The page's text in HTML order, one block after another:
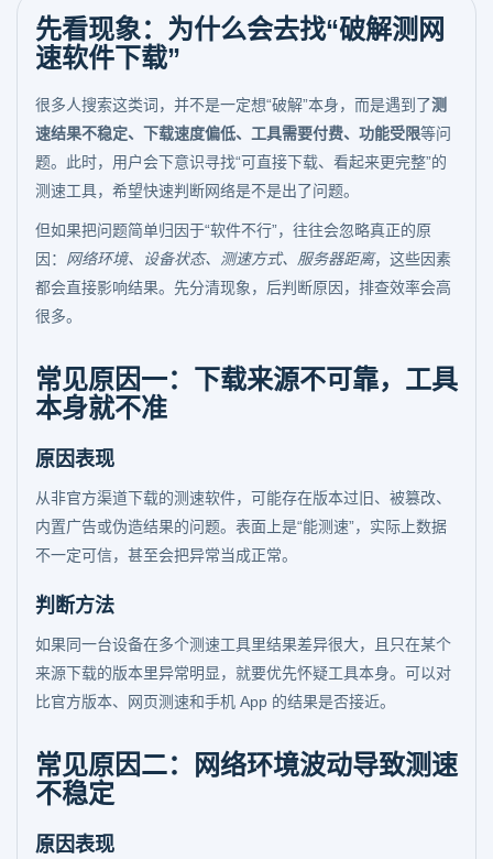
先看现象：为什么会去找“破解测网
速软件下载”
很多人搜索这类词，并不是一定想“破解”本身，而是遇到了测
速结果不稳定、下载速度偏低、工具需要付费、功能受限等问
题。此时，用户会下意识寻找“可直接下载、看起来更完整”的
测速工具，希望快速判断网络是不是出了问题。
但如果把问题简单归因于“软件不行”，往往会忽略真正的原
因： 网络环境、设备状态、测速方式、服务器距离，这些因素
都会直接影响结果。先分清现象，后判断原因，排查效率会高
很多。
常见原因一：下载来源不可靠，工具
本身就不准
原因表现
从非官方渠道下载的测速软件，可能存在版本过旧、被篡改、
内置广告或伪造结果的问题。表面上是“能测速”，实际上数据
不一定可信，甚至会把异常当成正常。
判断方法
如果同一台设备在多个测速工具里结果差异很大，且只在某个
来源下载的版本里异常明显，就要优先怀疑工具本身。可以对
比官方版本、网页测速和手机 App 的结果是否接近。
常见原因二：网络环境波动导致测速
不稳定
原因表现